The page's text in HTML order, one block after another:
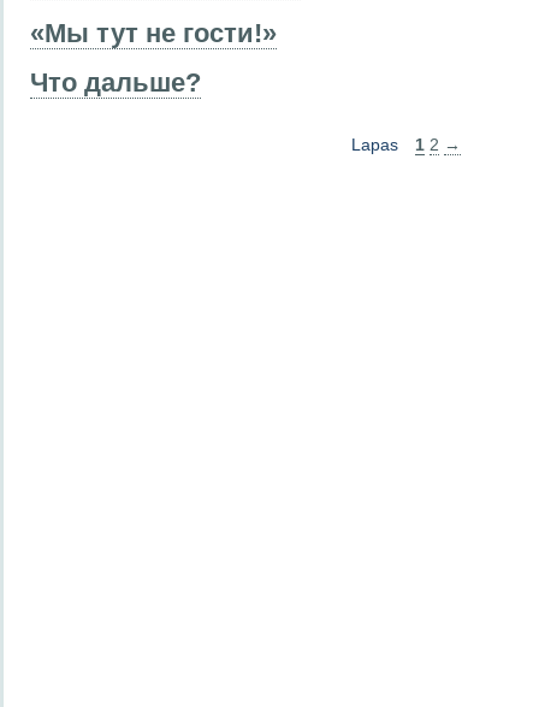
«Мы тут не гости!»
Что дальше?
Lapas 1 2 →